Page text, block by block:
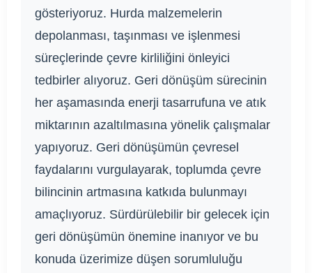
gösteriyoruz. Hurda malzemelerin
depolanması, taşınması ve işlenmesi
süreçlerinde çevre kirliliğini önleyici
tedbirler alıyoruz. Geri dönüşüm sürecinin
her aşamasında enerji tasarrufuna ve atık
miktarının azaltılmasına yönelik çalışmalar
yapıyoruz. Geri dönüşümün çevresel
faydalarını vurgulayarak, toplumda çevre
bilincinin artmasına katkıda bulunmayı
amaçlıyoruz. Sürdürülebilir bir gelecek için
geri dönüşümün önemine inanıyor ve bu
konuda üzerimize düşen sorumluluğu